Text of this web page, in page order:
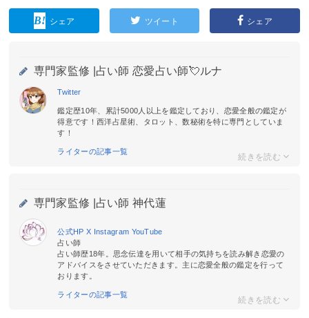
シェア ツイート シェア
専門家監修 | 占い師 恋愛占い師💘ルナ
Twitter
鑑定歴10年、累計5000人以上を鑑定しており、恋愛全般の鑑定が
得意です！西洋占星術、タロット、数秘術を特に専門としていま
す！
ライターの記事一覧
専門家監修 | 占い師 神代蓮
公式HP X Instagram YouTube
占い師
占い師歴18年。思念伝達を用いて相手の気持ちを読み解き恋愛の
アドバイスをさせていただきます。主に恋愛全般の鑑定を行って
おります。
ライターの記事一覧